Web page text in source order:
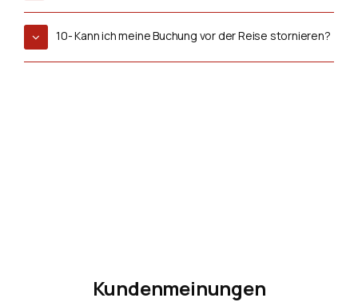
10- Kann ich meine Buchung vor der Reise stornieren?
Kundenmeinungen